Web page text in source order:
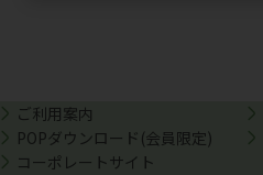
ご利用案内
POPダウンロード(会員限定)
コーポレートサイト